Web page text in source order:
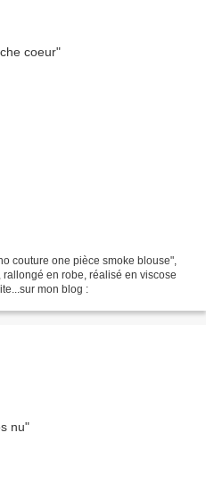
couture one pièce smoke blouse",
en robe, réalisé en viscose
mon blog :